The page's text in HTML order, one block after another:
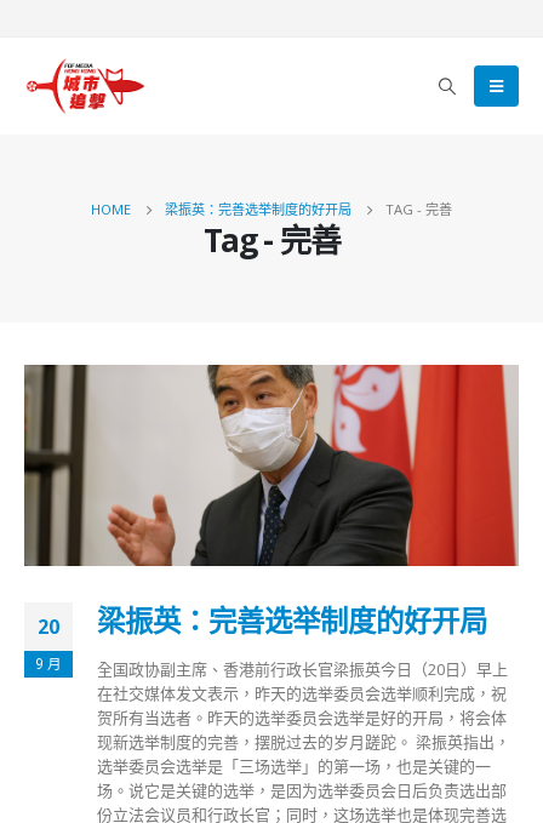
HOME 梁振英：完善选举制度的好开局 TAG - 完善
Tag - 完善
20
9 月
梁振英：完善选举制度的好开局
全国政协副主席、香港前行政长官梁振英今日（20日）早上
在社交媒体发文表示，昨天的选举委员会选举顺利完成，祝
贺所有当选者。昨天的选举委员会选举是好的开局，将会体
现新选举制度的完善，摆脱过去的岁月蹉跎。 梁振英指出，
选举委员会选举是「三场选举」的第一场，也是关键的一
场。说它是关键的选举，是因为选举委员会日后负责选出部
份立法会议员和行政长官；同时，这场选举也是体现完善选